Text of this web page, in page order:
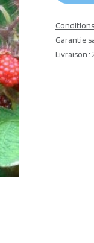
Garantie
Livraison :